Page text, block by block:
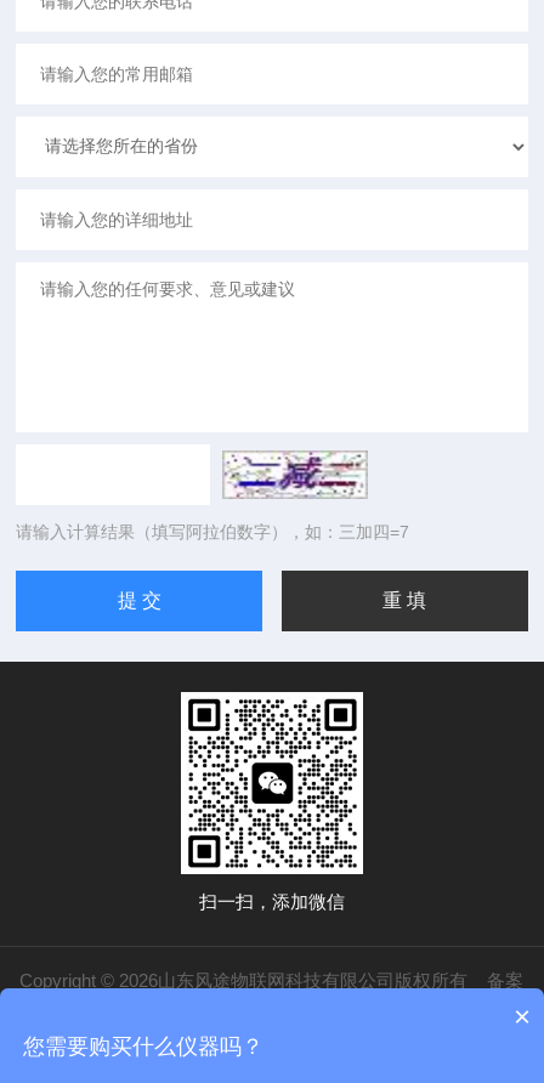
请输入计算结果（填写阿拉伯数字），如：三加四=7
扫一扫，添加微信
Copyright © 2026山东风途物联网科技有限公司版权所有 备案
技术支持：化工仪器网
×
您需要购买什么仪器吗？